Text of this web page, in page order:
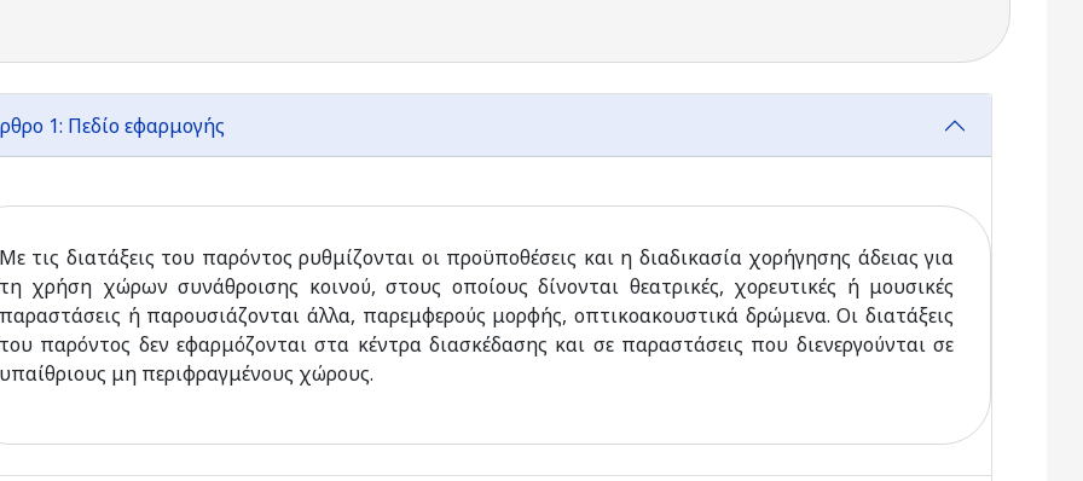
1: Πεδίο εφαρμογής
Με τις διατάξεις του παρόντος ρυθμίζονται οι προϋποθέσεις και η διαδικασία χορήγησης άδειας για
τη χρήση χώρων συνάθροισης κοινού, στους οποίους δίνονται θεατρικές, χορευτικές ή μουσικές
παραστάσεις ή παρουσιάζονται άλλα, παρεμφερούς μορφής, οπτικοακουστικά δρώμενα. Οι διατάξεις
του παρόντος δεν εφαρμόζονται στα κέντρα διασκέδασης και σε παραστάσεις που διενεργούνται σε
υπαίθριους μη περιφραγμένους χώρους.